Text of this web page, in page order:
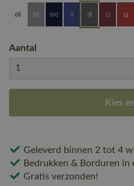
Aantal
Kies
Geleverd binnen 2 tot 4
Bedrukken & Borduren in
Gratis verzonden!